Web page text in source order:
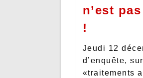
n’est
!
Jeudi 12
d’enquête,
«traitements